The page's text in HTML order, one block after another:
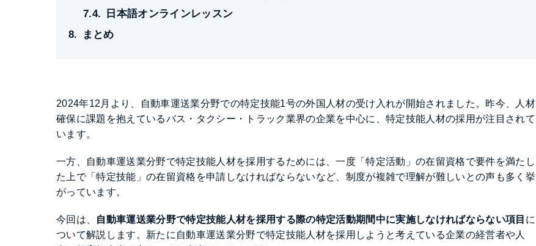
日本語オンラインレッスン
まとめ
2024年12月より、自動車運送業分野での特定技能1号の外国人材の受け入れが開始されました。昨今、人材
確保に課題を抱えているバス・タクシー・トラック業界の企業を中心に、特定技能人材の採用が注目されて
います。
一方、自動車運送業分野で特定技能人材を採用するためには、一度「特定活動」の在留資格で要件を満たし
た上で「特定技能」の在留資格を申請しなければならないなど、制度が複雑で理解が難しいとの声も多く挙
がっています。
今回は、 自動車運送業分野で特定技能人材を採用する際の特定活動期間中に実施しなければならない項目 に
ついて解説します。新たに自動車運送業分野で特定技能人材を採用しようと考えている企業の経営者や人